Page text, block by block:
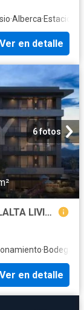
·Alberca·
Ver en detalle
6 fotos
VENTA DEPARTAMENTO DE LUJO VILLALTA LIVING NORTE DE SALTILLO
·Bodega
Ver en detalle